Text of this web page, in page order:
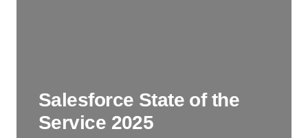
Salesforce State of the
Service 2025